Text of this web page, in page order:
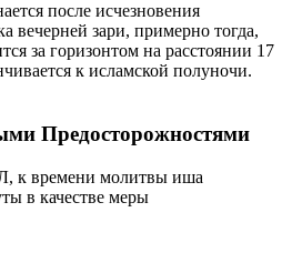
после исчезновения
вечерней зари, примерно тогда,
за горизонтом на расстоянии 17
к исламской полуночи.
Предосторожностями
к времени молитвы иша
в качестве меры